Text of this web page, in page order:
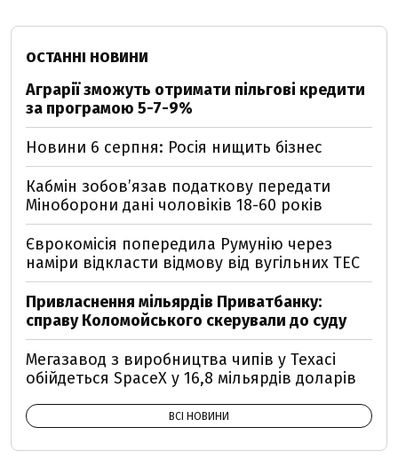
ОСТАННІ НОВИНИ
Аграрії зможуть отримати пільгові кредити
за програмою 5-7-9%
Новини 6 серпня: Росія нищить бізнес
Кабмін зобовʼязав податкову передати
Міноборони дані чоловіків 18-60 років
Єврокомісія попередила Румунію через
наміри відкласти відмову від вугільних ТЕС
Привласнення мільярдів Приватбанку:
справу Коломойського скерували до суду
Мегазавод з виробництва чипів у Техасі
обійдеться SpaceX у 16,8 мільярдів доларів
ВСІ НОВИНИ